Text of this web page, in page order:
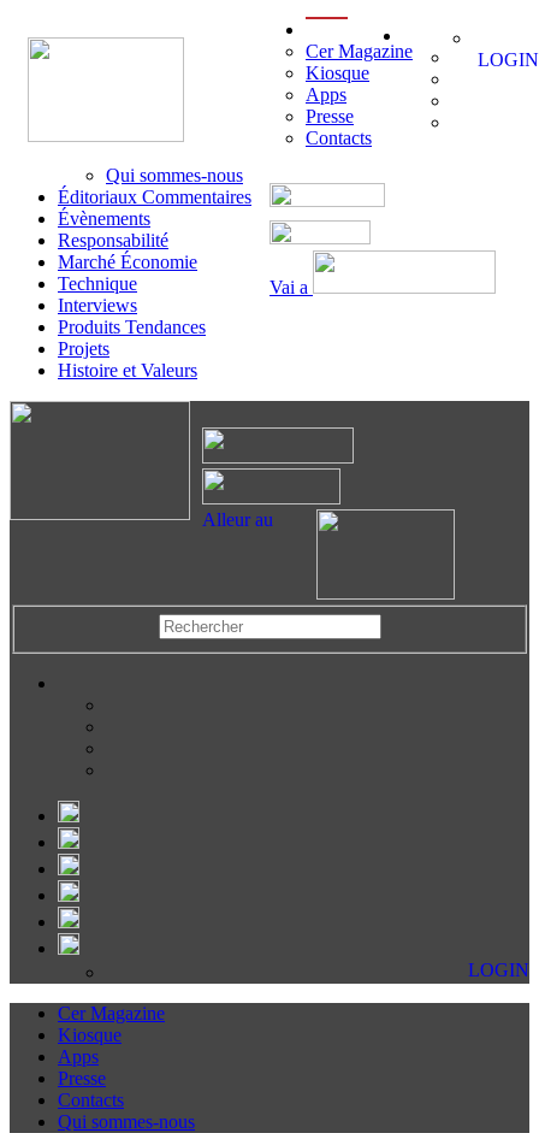
Vai a
Cer Magazine
Kiosque
Apps
Presse
Contacts
Qui sommes-nous
Éditoriaux Commentaires
Évènements
Responsabilité
Marché Économie
Technique
Interviews
Produits Tendances
Projets
Histoire et Valeurs
LOGIN
Alleur au
LOGIN
Cer Magazine
Kiosque
Apps
Presse
Contacts
Qui sommes-nous